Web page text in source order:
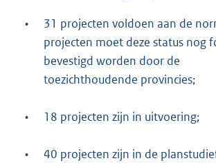
•
31 projecten voldoen aan de
projecten moet deze status nog
bevestigd worden door de
toezichthoudende provincies;
• 18 projecten zijn in uitvoering;
• 40 projecten zijn in de